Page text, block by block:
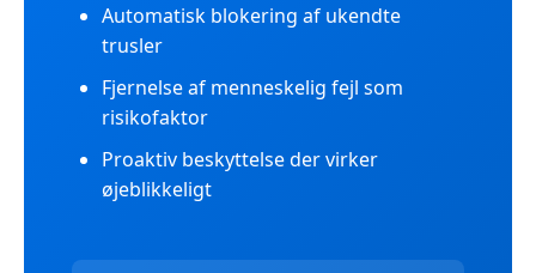
Automatisk blokering af ukendte
trusler
Fjernelse af menneskelig fejl som
risikofaktor
Proaktiv beskyttelse der virker
øjeblikkeligt